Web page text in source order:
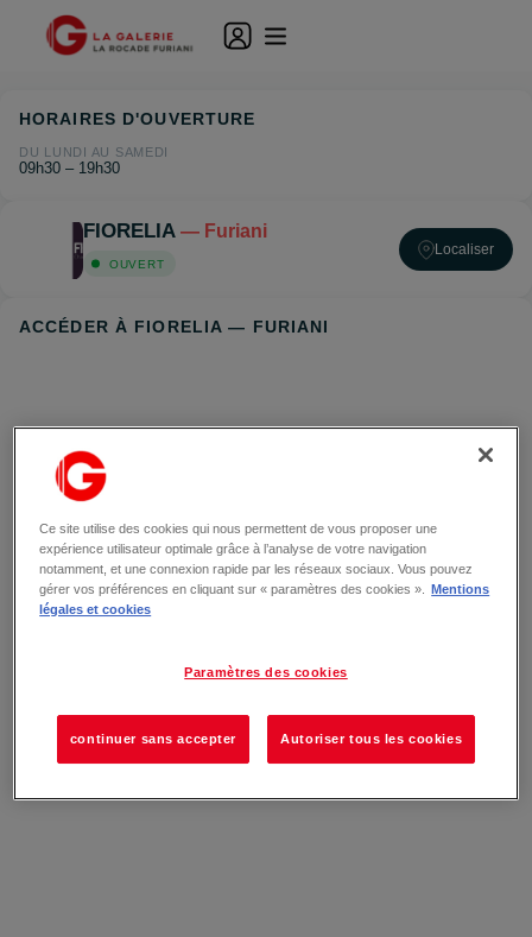
FIORELIA — Furiani
OUVERT
Localiser
ACCÉDER À FIORELIA — FURIANI
HORAIRES D'OUVERTURE
DU LUNDI AU SAMEDI
09h30 – 19h30
Ce site utilise des cookies qui nous permettent de vous proposer une
expérience utilisateur optimale grâce à l’analyse de votre navigation
notamment, et une connexion rapide par les réseaux sociaux. Vous pouvez
gérer vos préférences en cliquant sur « paramètres des cookies ».
Mentions
légales et cookies
Paramètres des cookies
continuer sans accepter Autoriser tous les cookies